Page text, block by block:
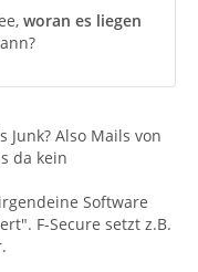
woran es liegen
Junk? Also Mails von
da kein
Software
F-Secure setzt z.B.